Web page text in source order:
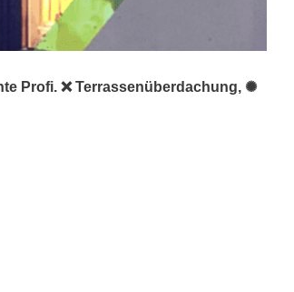
Profi. ❌ Terrassenüberdachung, ✺